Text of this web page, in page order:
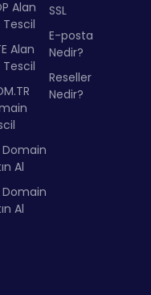
Alan
Tescil
Alan
Tescil
Domain
Al
Domain
Al
SSL
E-posta
Nedir?
Reseller
Nedir?